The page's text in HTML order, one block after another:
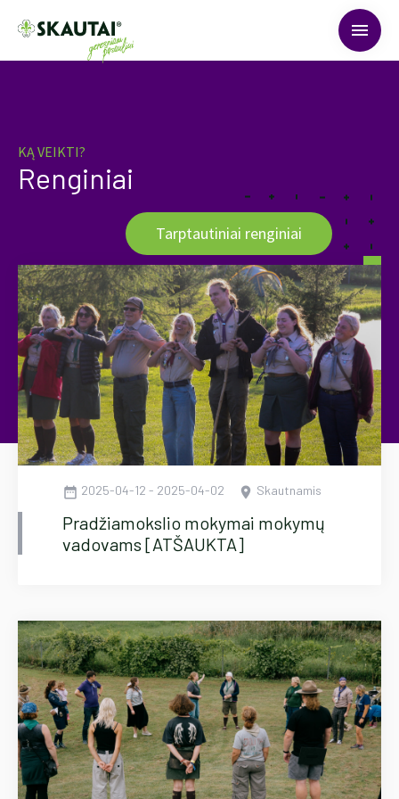
menu
KĄ VEIKTI?
Renginiai
Tarptautiniai renginiai
date_range 2025-04-12 - 2025-04-02 location_on Skautnamis
Pradžiamokslio mokymai mokymų
vadovams [ATŠAUKTA]